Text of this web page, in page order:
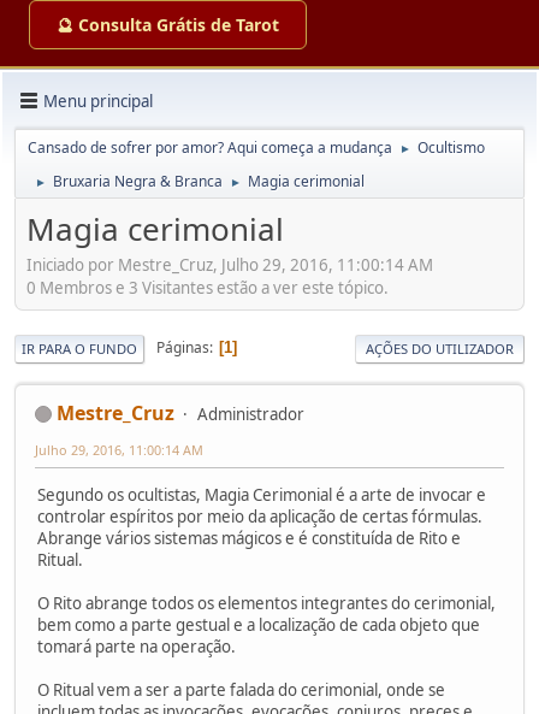
🔮 Consulta Grátis de Tarot
Menu principal
Cansado de sofrer por amor? Aqui começa a mudança ► Ocultismo
► Bruxaria Negra & Branca ► Magia cerimonial
Magia cerimonial
Iniciado por Mestre_Cruz, Julho 29, 2016, 11:00:14 AM
0 Membros e 3 Visitantes estão a ver este tópico.
IR PARA O FUNDO Páginas 1 AÇÕES DO UTILIZADOR
Mestre_Cruz Administrador
Julho 29, 2016, 11:00:14 AM
Segundo os ocultistas, Magia Cerimonial é a arte de invocar e
controlar espíritos por meio da aplicação de certas fórmulas.
Abrange vários sistemas mágicos e é constituída de Rito e
Ritual.
O Rito abrange todos os elementos integrantes do cerimonial,
bem como a parte gestual e a localização de cada objeto que
tomará parte na operação.
O Ritual vem a ser a parte falada do cerimonial, onde se